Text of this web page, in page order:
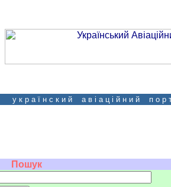
у к р а ї н с к и й а в і а ц і й н и й п о
Пошук